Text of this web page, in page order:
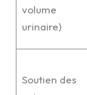
volume
urinaire)
Soutien des